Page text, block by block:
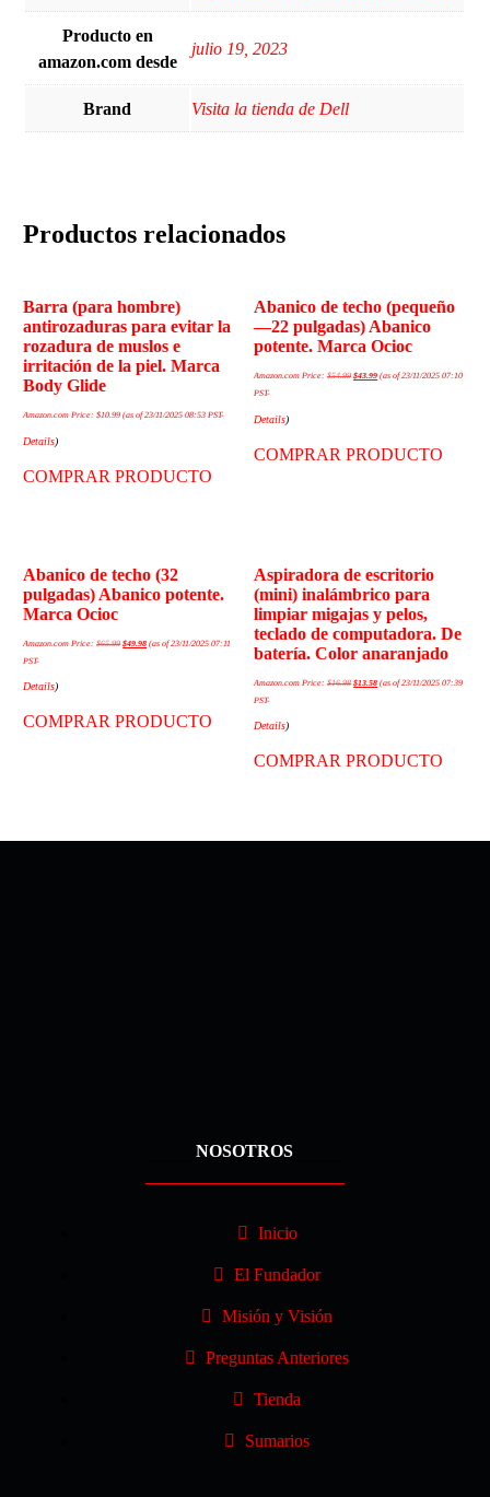
Producto en
amazon.com desde
julio 19, 2023
Brand Visita la tienda de Dell
Productos relacionados
Barra (para hombre)
antirozaduras para evitar la
rozadura de muslos e
irritación de la piel. Marca
Body Glide
Amazon.com Price:$10.99 (as of 23/11/2025 08:53 PST-
Details)
COMPRAR PRODUCTO
Abanico de techo (pequeño
—22 pulgadas) Abanico
potente. Marca Ocioc
Amazon.com Price:$54.99 $43.99 (as of 23/11/2025 07:10
PST-
Details)
COMPRAR PRODUCTO
Abanico de techo (32
pulgadas) Abanico potente.
Marca Ocioc
Amazon.com Price:$65.99 $49.98 (as of 23/11/2025 07:11
PST-
Details)
COMPRAR PRODUCTO
Aspiradora de escritorio
(mini) inalámbrico para
limpiar migajas y pelos,
teclado de computadora. De
batería. Color anaranjado
Amazon.com Price:$16.98 $13.58 (as of 23/11/2025 07:39
PST-
Details)
COMPRAR PRODUCTO
NOSOTROS
Inicio
El Fundador
Misión y Visión
Preguntas Anteriores
Tienda
Sumarios